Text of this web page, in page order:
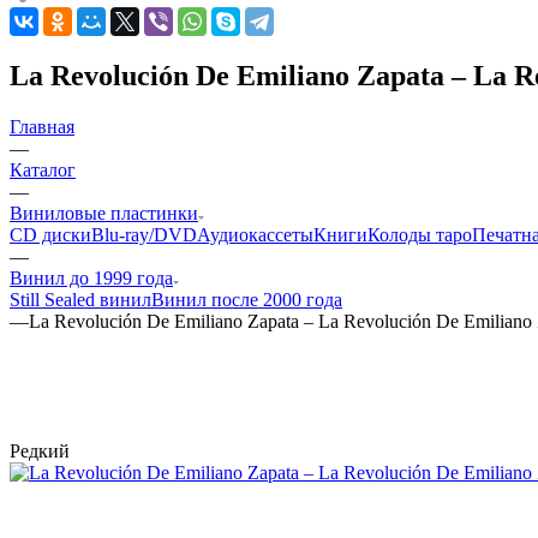
La Revolución De Emiliano Zapata – La
Главная
—
Каталог
—
Виниловые пластинки
CD дискиBlu-ray/DVDАудиокассетыКнигиКолоды таро
—
Винил до 1999 года
Still Sealed винилВинил после 2000 года
—La Revolución De Emiliano Zapata – La Revolución De Emiliano
Редкий